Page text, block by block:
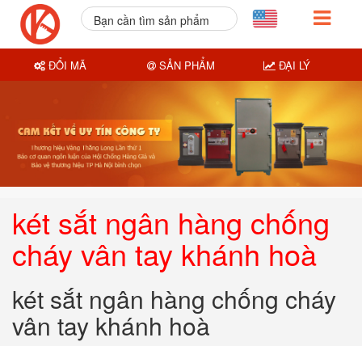
két sắt ngân hàng chống
cháy vân tay khánh hoà
két sắt ngân hàng chống cháy
vân tay khánh hoà
Bạn cần tìm sản phẩm
ĐỔI MÃ SẢN PHẨM ĐẠI LÝ